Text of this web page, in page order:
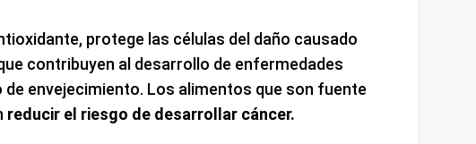
protege las células del daño causado
contribuyen al desarrollo de enfermedades
de envejecimiento. Los alimentos que son fuente
reducir el riesgo de desarrollar cáncer.